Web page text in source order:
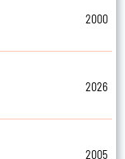
2000
2026
2005